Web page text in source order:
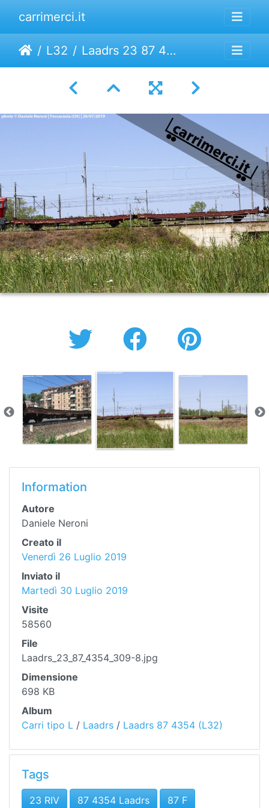
carrimerci.it
L32 Laadrs 23 87 4354 309-8 | Ermewa
Information
Autore
Daniele Neroni
Creato il
Venerdì 26 Luglio 2019
Inviato il
Martedì 30 Luglio 2019
Visite
58560
File
Laadrs_23_87_4354_309-8.jpg
Dimensione
698 KB
Album
Carri tipo L / Laadrs / Laadrs 87 4354 (L32)
Tags
23 RIV 87 4354 Laadrs 87 F